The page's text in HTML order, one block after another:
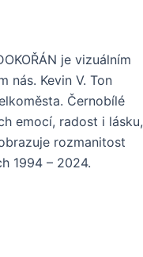
je vizuálním
nás. Kevin V. Ton
Černobílé
emocí, radost i lásku,
rozmanitost
1994 – 2024.